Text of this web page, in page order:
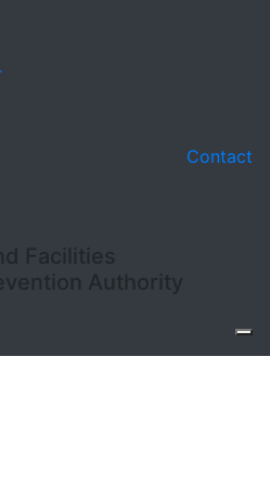
Facilities
Authority
Contact